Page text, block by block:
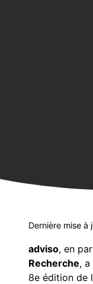
Dernière mise à
adviso, en
Recherche, a
8e édition de